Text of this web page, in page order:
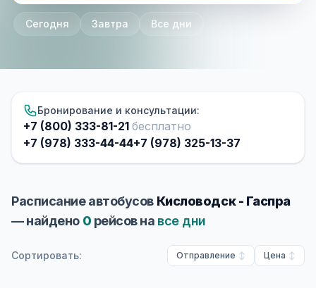
Сегодня Завтра Все дни
Бронирование и консультации:
+7 (800) 333-81-21 бесплатно
+7 (978) 333-44-44+7 (978) 325-13-37
Расписание автобусов Кисловодск - Гаспра
— найдено 0 рейсов на все дни
Сортировать: Отправление Цена